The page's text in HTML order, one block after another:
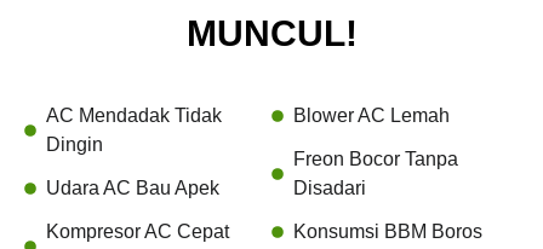
MUNCUL!
AC Mendadak Tidak
Dingin
Udara AC Bau Apek
Kompresor AC Cepat
Blower AC Lemah
Freon Bocor Tanpa
Disadari
Konsumsi BBM Boros